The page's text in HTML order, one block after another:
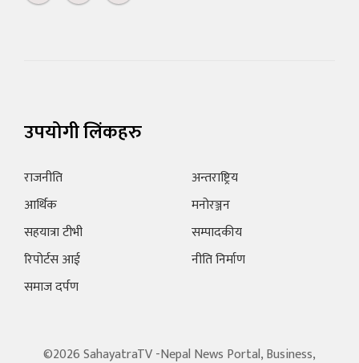
उपयोगी लिंकहरु
राजनीति
आर्थिक
सहयात्रा टीभी
रिपोर्टस आई
समाज दर्पण
अन्तराष्ट्रिय
मनोरञ्जन
सम्पादकीय
नीति निर्माण
©2026 SahayatraTV -Nepal News Portal, Business,